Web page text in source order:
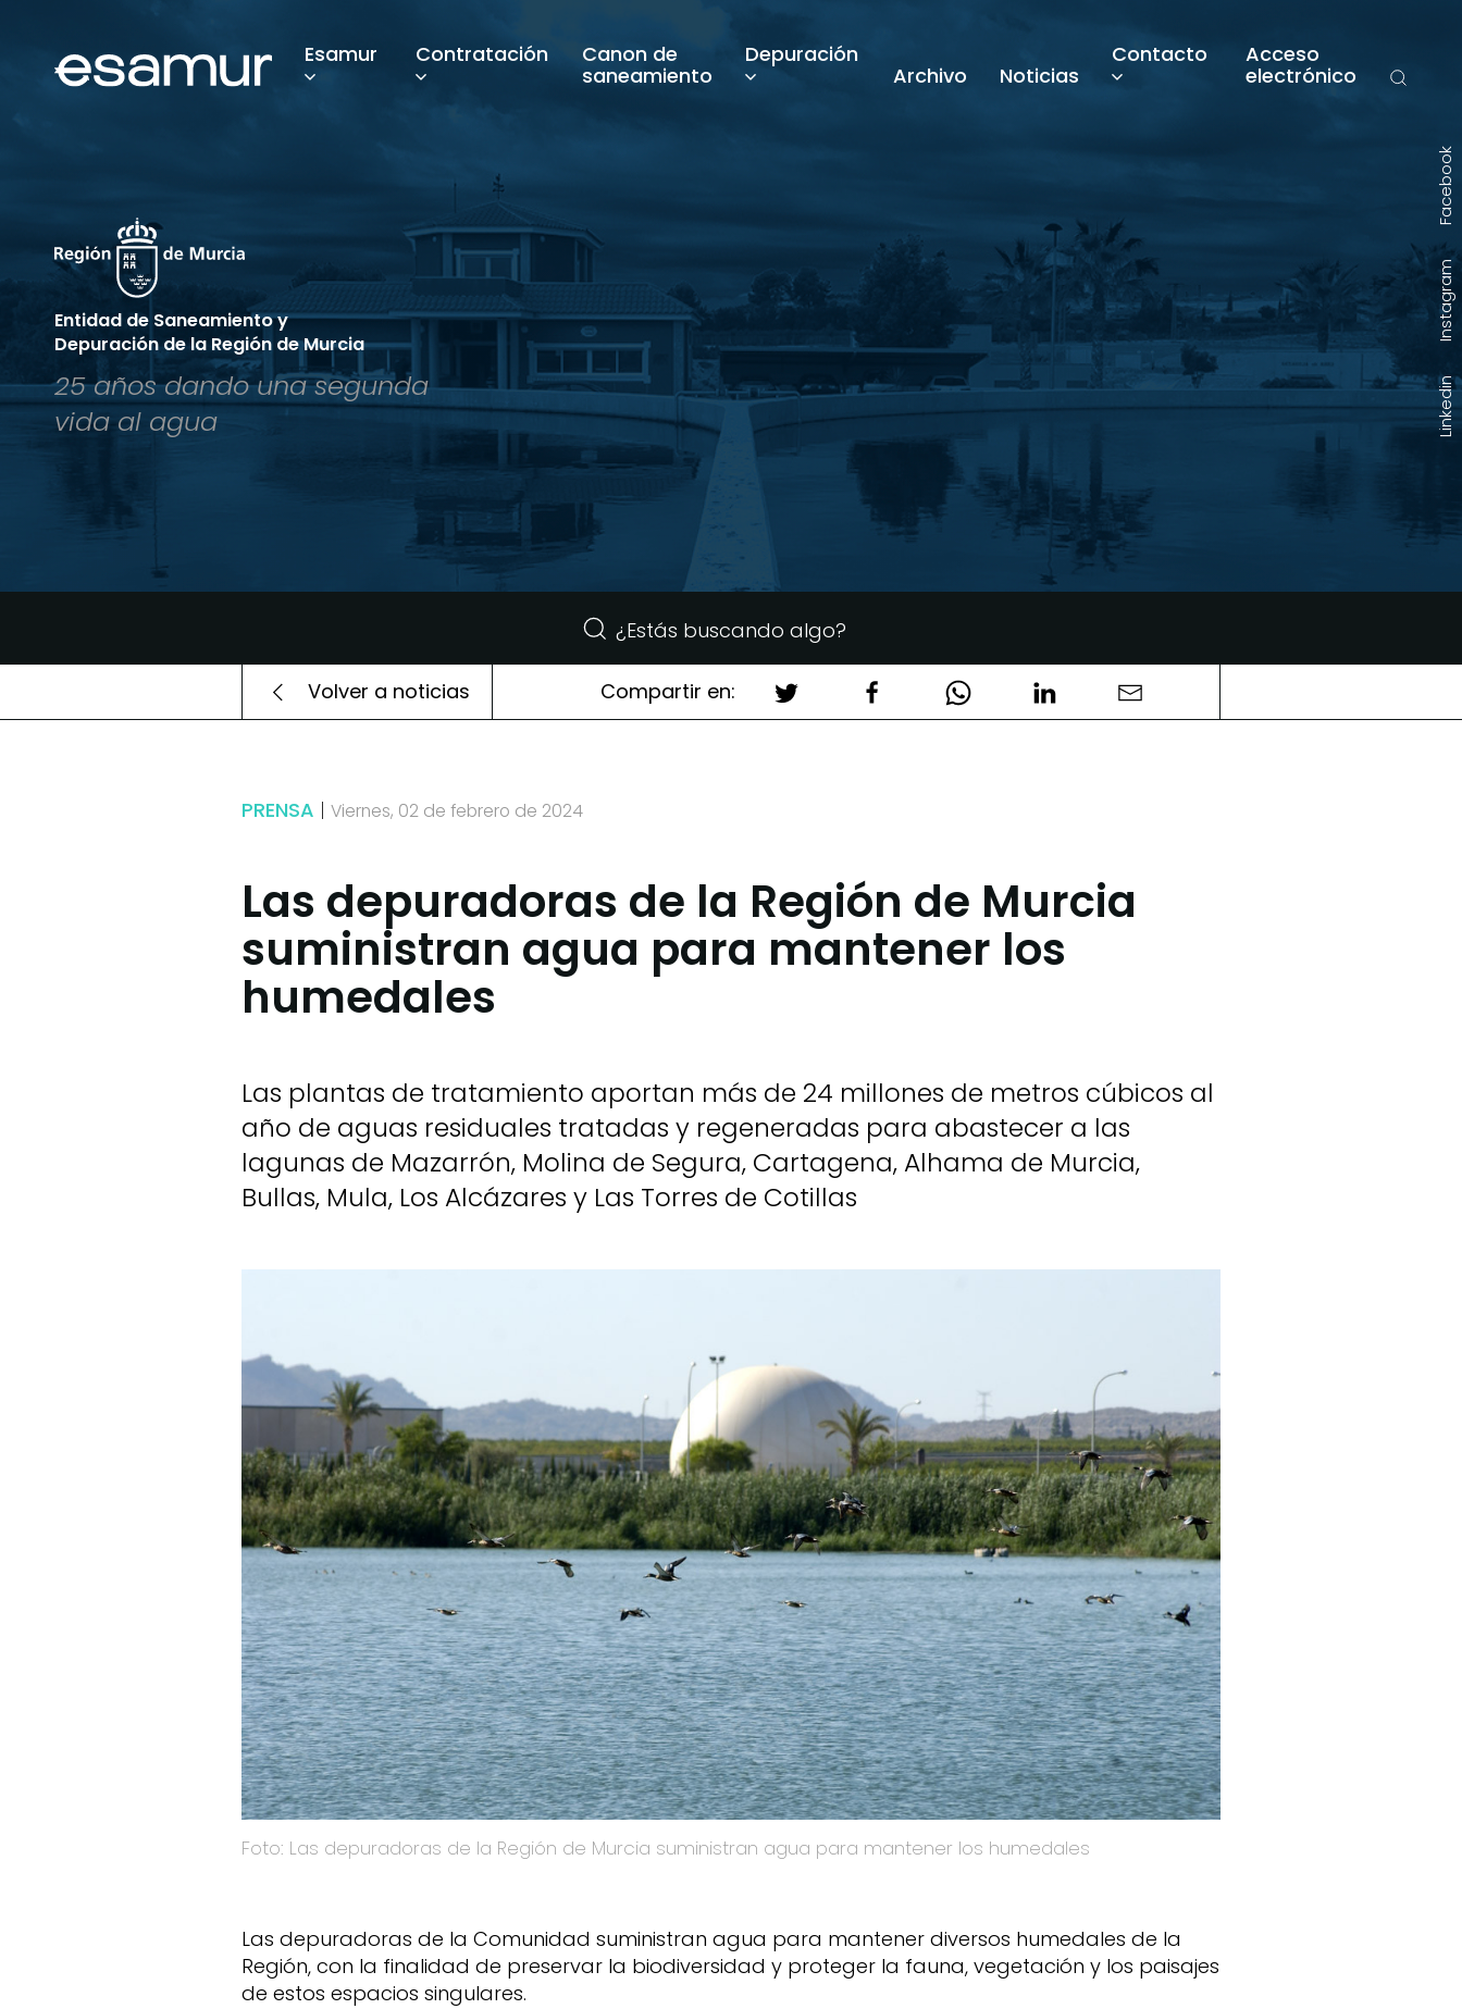
Esamur Contratación
Canon de
saneamiento
Depuración
Archivo
Noticias
Contacto
Acceso
electrónico
Entidad de Saneamiento y
Depuración de la Región de Murcia
25 años dando una segunda
vida al agua
Linkedin
Instagram
Facebook
Volver a noticias Compartir en:
PRENSA Viernes, 02 de febrero de 2024
Las depuradoras de la Región de Murcia
suministran agua para mantener los
humedales
Las plantas de tratamiento aportan más de 24 millones de metros cúbicos al
año de aguas residuales tratadas y regeneradas para abastecer a las
lagunas de Mazarrón, Molina de Segura, Cartagena, Alhama de Murcia,
Bullas, Mula, Los Alcázares y Las Torres de Cotillas
Foto: Las depuradoras de la Región de Murcia suministran agua para mantener los humedales
Las depuradoras de la Comunidad suministran agua para mantener diversos humedales de la
Región, con la finalidad de preservar la biodiversidad y proteger la fauna, vegetación y los paisajes
de estos espacios singulares.